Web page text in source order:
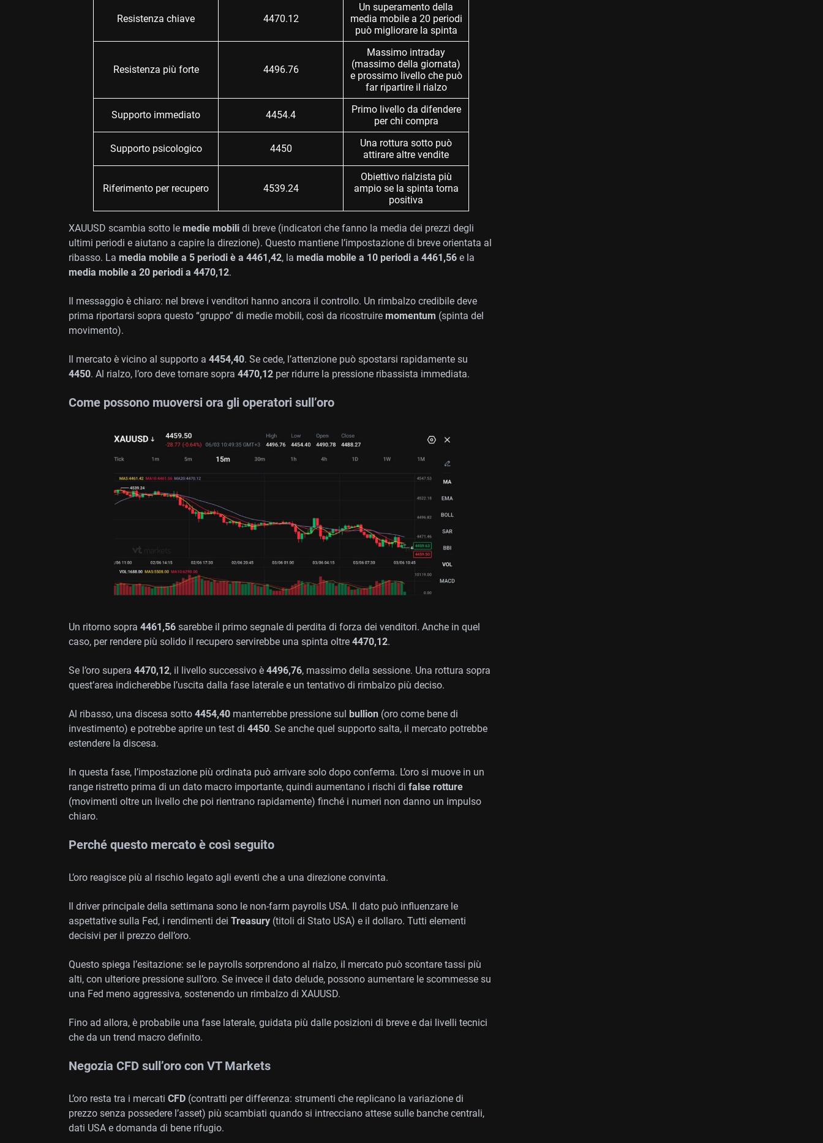
Resistenza chiave 4470.12
Un superamento della
media mobile a 20 periodi
può migliorare la spinta
Resistenza più forte 4496.76
Massimo intraday
(massimo della giornata)
e prossimo livello che può
far ripartire il rialzo
Supporto immediato 4454.4
Primo livello da difendere
per chi compra
Supporto psicologico 4450
Una rottura sotto può
attirare altre vendite
Riferimento per recupero 4539.24
Obiettivo rialzista più
ampio se la spinta torna
positiva
XAUUSD scambia sotto le medie mobili di breve (indicatori che fanno la media dei prezzi degli
ultimi periodi e aiutano a capire la direzione). Questo mantiene l’impostazione di breve orientata al
ribasso. La media mobile a 5 periodi è a 4461,42, la media mobile a 10 periodi a 4461,56 e la
media mobile a 20 periodi a 4470,12.
Il messaggio è chiaro: nel breve i venditori hanno ancora il controllo. Un rimbalzo credibile deve
prima riportarsi sopra questo “gruppo” di medie mobili, così da ricostruire momentum (spinta del
movimento).
Il mercato è vicino al supporto a 4454,40. Se cede, l’attenzione può spostarsi rapidamente su
4450. Al rialzo, l’oro deve tornare sopra 4470,12 per ridurre la pressione ribassista immediata.
Come possono muoversi ora gli operatori sull’oro
Un ritorno sopra 4461,56 sarebbe il primo segnale di perdita di forza dei venditori. Anche in quel
caso, per rendere più solido il recupero servirebbe una spinta oltre 4470,12.
Se l’oro supera 4470,12, il livello successivo è 4496,76, massimo della sessione. Una rottura sopra
quest’area indicherebbe l’uscita dalla fase laterale e un tentativo di rimbalzo più deciso.
Al ribasso, una discesa sotto 4454,40 manterrebbe pressione sul bullion (oro come bene di
investimento) e potrebbe aprire un test di 4450. Se anche quel supporto salta, il mercato potrebbe
estendere la discesa.
In questa fase, l’impostazione più ordinata può arrivare solo dopo conferma. L’oro si muove in un
range ristretto prima di un dato macro importante, quindi aumentano i rischi di false rotture
(movimenti oltre un livello che poi rientrano rapidamente) finché i numeri non danno un impulso
chiaro.
Perché questo mercato è così seguito
L’oro reagisce più al rischio legato agli eventi che a una direzione convinta.
Il driver principale della settimana sono le non-farm payrolls USA. Il dato può influenzare le
aspettative sulla Fed, i rendimenti dei Treasury (titoli di Stato USA) e il dollaro. Tutti elementi
decisivi per il prezzo dell’oro.
Questo spiega l’esitazione: se le payrolls sorprendono al rialzo, il mercato può scontare tassi più
alti, con ulteriore pressione sull’oro. Se invece il dato delude, possono aumentare le scommesse su
una Fed meno aggressiva, sostenendo un rimbalzo di XAUUSD.
Fino ad allora, è probabile una fase laterale, guidata più dalle posizioni di breve e dai livelli tecnici
che da un trend macro definito.
Negozia CFD sull’oro con VT Markets
L’oro resta tra i mercati CFD (contratti per differenza: strumenti che replicano la variazione di
prezzo senza possedere l’asset) più scambiati quando si intrecciano attese sulle banche centrali,
dati USA e domanda di bene rifugio.